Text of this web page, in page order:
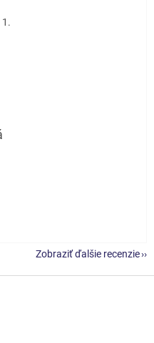
1.
je 5 z 5 hviezdičiek.
je 5 z 5 hviezdičiek.
je 5 z 5 hviezdičiek.
Zobraziť ďalšie recenzie